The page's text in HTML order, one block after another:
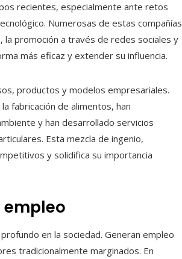
recientes, especialmente ante retos
Numerosas de estas compañías
la promoción a través de redes sociales y
más eficaz y extender su influencia.
productos y modelos empresariales.
fabricación de alimentos, han
y han desarrollado servicios
Esta mezcla de ingenio,
y solidifica su importancia
en la sociedad. Generan empleo
tradicionalmente marginados. En